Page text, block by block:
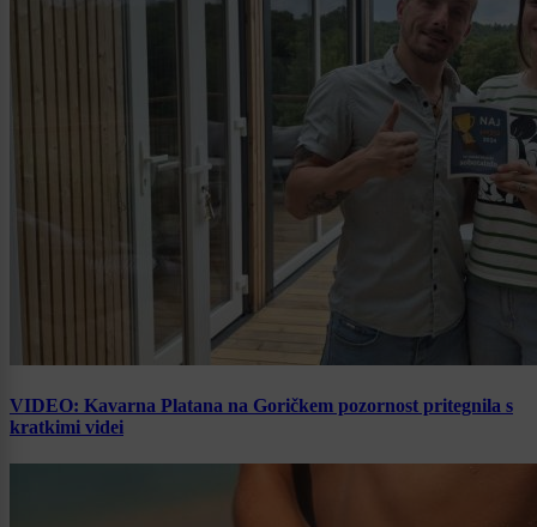
VIDEO: Kavarna Platana na Goričkem pozornost pritegnila s
kratkimi videi